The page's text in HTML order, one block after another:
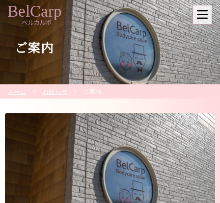
ご案内
ホーム > お知らせ > ご案内